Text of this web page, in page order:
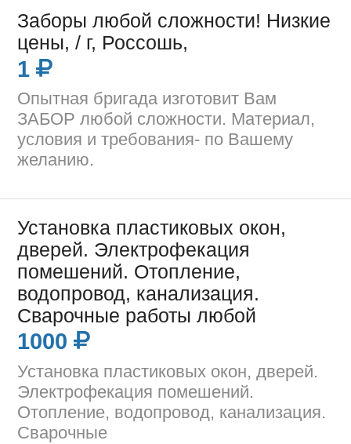
Заборы любой сложности! Низкие
цены, / г, Россошь,
1
Опытная бригада изготовит Вам
ЗАБОР любой сложности. Материал,
условия и требования- по Вашему
желанию.
Установка пластиковых окон,
дверей. Электрофекация
помешений. Отопление,
водопровод, канализация.
Сварочные работы любой
1000
Установка пластиковых окон, дверей.
Электрофекация помешений.
Отопление, водопровод, канализация.
Сварочные